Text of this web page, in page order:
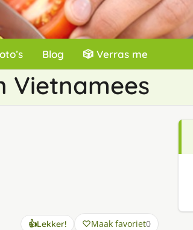
Blog 🎲 Verras me
Vietnamees
👍Lekker! Maak favoriet0